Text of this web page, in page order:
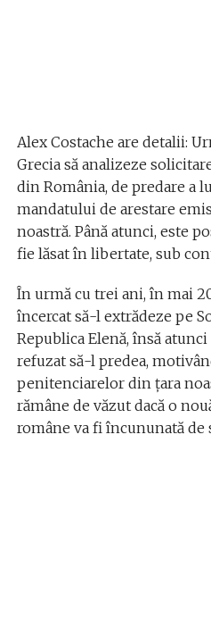
Alex Costache are detalii:
Grecia să analizeze
din România, de predare a
mandatului de arestare
noastră. Până atunci, este
fie lăsat în libertate, sub
În urmă cu trei ani, în mai
încercat să-l extrădeze pe
Republica Elenă, însă
refuzat să-l predea,
penitenciarelor din țara
rămâne de văzut dacă o
române va fi încununată de